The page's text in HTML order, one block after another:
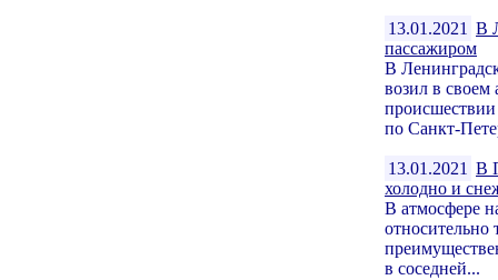
13.01.2021 В
пассажиром
В
возил в своем
по Санкт-
13.01.2021 В
холодно и
В атмосфере
относительно
в соседней...